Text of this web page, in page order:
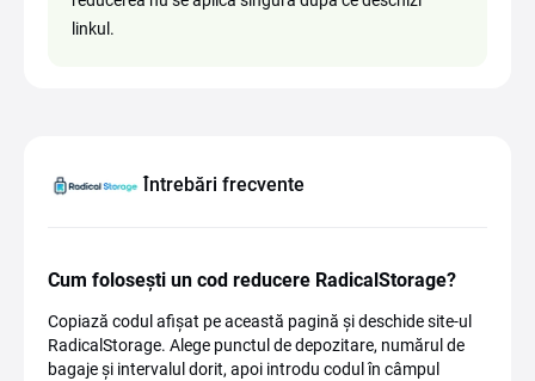
linkul.
Întrebări frecvente
Cum folosești un cod reducere RadicalStorage?
Copiază codul afișat pe această pagină și deschide site-ul
RadicalStorage. Alege punctul de depozitare, numărul de
bagaje și intervalul dorit, apoi introdu codul în câmpul